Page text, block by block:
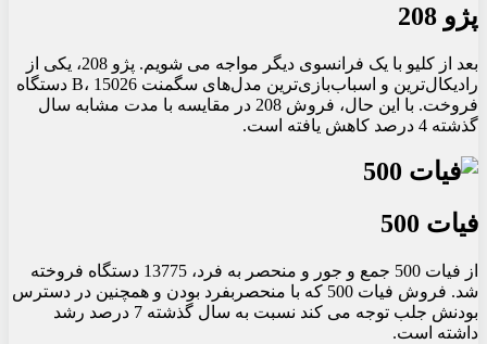
پژو 208
بعد از کلیو با یک فرانسوی دیگر مواجه می شویم. پژو 208، یکی از
رادیکال‌ترین و اسباب‌بازی‌ترین مدل‌های سگمنت B، 15026 دستگاه
فروخت. با این حال، فروش 208 در مقایسه با مدت مشابه سال
گذشته 4 درصد کاهش یافته است.
فیات 500
از فیات 500 جمع و جور و منحصر به فرد، 13775 دستگاه فروخته
شد. فروش فیات 500 که با منحصربفرد بودن و همچنین در دسترس
بودنش جلب توجه می کند نسبت به سال گذشته 7 درصد رشد
داشته است.